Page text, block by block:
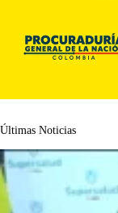
Últimas Noticias